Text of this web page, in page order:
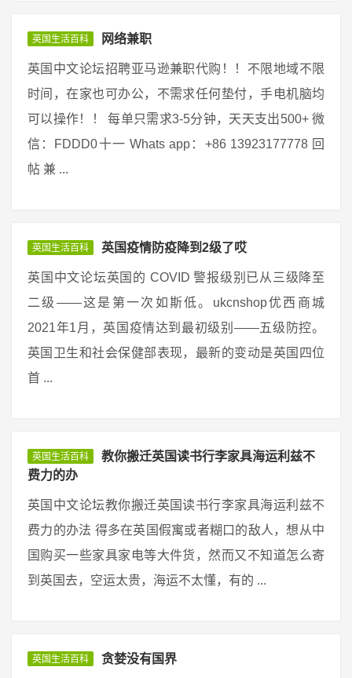
英国生活百科 网络兼职
英国中文论坛招聘亚马逊兼职代购！！不限地域不限
时间，在家也可办公，不需求任何垫付，手电机脑均
可以操作！！ 每单只需求3-5分钟，天天支出500+ 微
信：FDDD0十一 Whats app：+86 13923177778 回
帖 兼 ...
英国生活百科 英国疫情防疫降到2级了哎
英国中文论坛英国的 COVID 警报级别已从三级降至
二级——这是第一次如斯低。ukcnshop优西商城
2021年1月，英国疫情达到最初级别——五级防控。
英国卫生和社会保健部表现，最新的变动是英国四位
首 ...
英国生活百科
教你搬迁英国读书行李家具海运利兹不
费力的办
英国中文论坛教你搬迁英国读书行李家具海运利兹不
费力的办法 得多在英国假寓或者糊口的敌人，想从中
国购买一些家具家电等大件货，然而又不知道怎么寄
到英国去，空运太贵，海运不太懂，有的 ...
英国生活百科 贪婪没有国界